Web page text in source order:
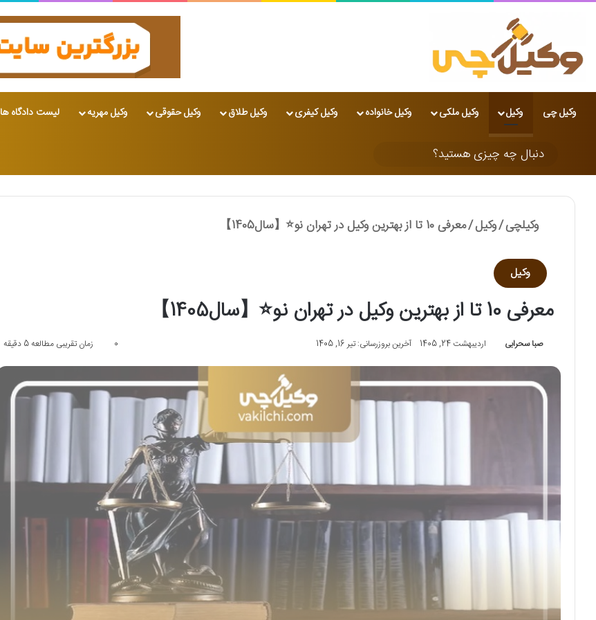
وکیل چی وکیل وکیل ملکی وکیل خانواده وکیل کیفری وکیل طلاق وکیل حقوقی وکیل مهریه لیست دادگاه ها
تغییر پوسته
چه
هستید؟
وکیلچی/وکیل/معرفی 10 تا از بهترین وکیل در تهران نو⭐【سال1405】
وکیل
معرفی 10 تا از بهترین وکیل در تهران نو⭐【سال1405】
صبا سحرابی اردیبهشت 24, 1405 آخرین بروزرسانی: تیر 16, 1405 0 زمان تقریبی مطالعه 5 دقیقه